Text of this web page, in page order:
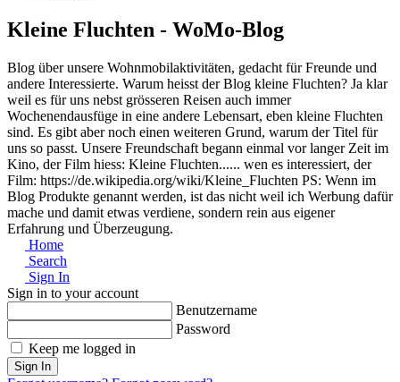
Kleine Fluchten - WoMo-Blog
Blog über unsere Wohnmobilaktivitäten, gedacht für Freunde und
andere Interessierte. Warum heisst der Blog kleine Fluchten? Ja klar
weil es für uns nebst grösseren Reisen auch immer
Wochenendausfüge in eine andere Lebensart, eben kleine Fluchten
sind. Es gibt aber noch einen weiteren Grund, warum der Titel für
uns so passt. Unsere Freundschaft begann einmal vor langer Zeit im
Kino, der Film hiess: Kleine Fluchten...... wen es interessiert, der
Film: https://de.wikipedia.org/wiki/Kleine_Fluchten PS: Wenn im
Blog Produkte genannt werden, ist das nicht weil ich Werbung dafür
mache und damit etwas verdiene, sondern rein aus eigener
Erfahrung und Überzeugung.
Home
Search
Sign In
Sign in to your account
Benutzername
Password
Keep me logged in
Sign In